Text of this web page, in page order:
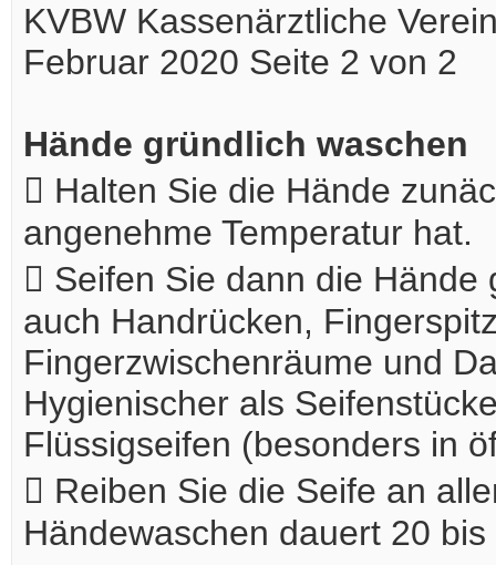
KVBW Kassenärztliche
Februar 2020 Seite 2 von 2
Hände gründlich waschen
 Halten Sie die Hände
angenehme Temperatur hat.
 Seifen Sie dann die
auch Handrücken,
Fingerzwischenräume und
Hygienischer als
Flüssigseifen (besonders in
 Reiben Sie die Seife an
Händewaschen dauert 20